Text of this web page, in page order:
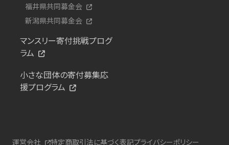
福井県共同募金会
新潟県共同募金会
マンスリー寄付挑戦プログ
ラム
小さな団体の寄付募集応
援プログラム
運営会社 特定商取引法に基づく表記プライバシーポリシー